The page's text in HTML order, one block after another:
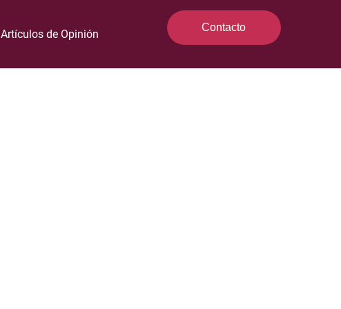
Artículos de Opinión
Contacto